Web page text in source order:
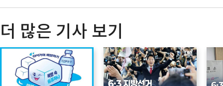
더 많은 기사 보기